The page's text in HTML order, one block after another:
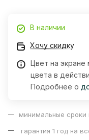
В наличии
Хочу скидку
Цвет на экране
цвета в
Подробнее о
минимальные сроки
гарантия 1 год на